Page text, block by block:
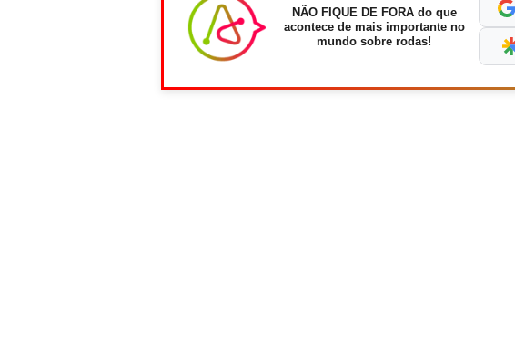
NÃO FIQUE DE FORA do que
acontece de mais importante no
mundo sobre rodas!